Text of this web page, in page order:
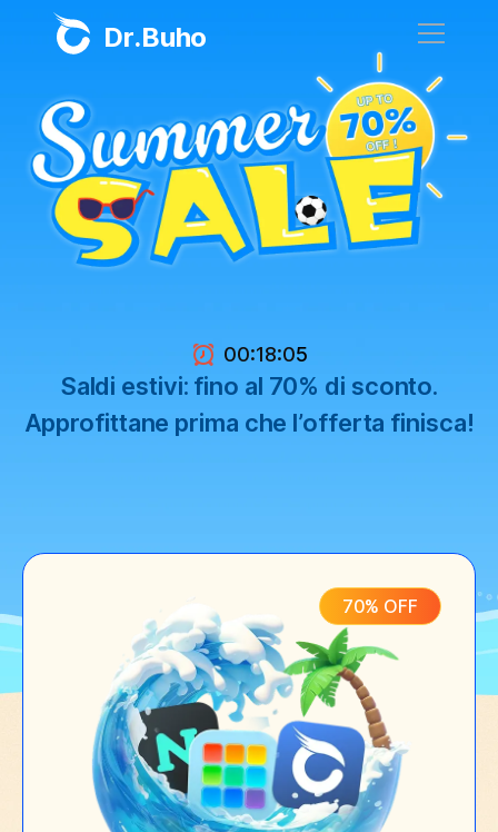
Dr.Buho
Home
Prodotti
BuhoCleaner
BuhoUnlocker
BuhoBarX
BuhoLaunchpad
Negozio
Azienda
00:18:04
Saldi estivi: fino al 70% di sconto.
Approfittane prima che l’offerta finisca!
70% OFF